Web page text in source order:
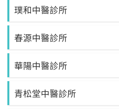
璞和中醫診所
春源中醫診所
華陽中醫診所
青松堂中醫診所